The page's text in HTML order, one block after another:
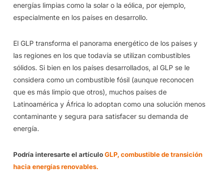
energías limpias como la solar o la eólica, por ejemplo,
especialmente en los países en desarrollo.
El GLP transforma el panorama energético de los países y
las regiones en los que todavía se utilizan combustibles
sólidos. Si bien en los países desarrollados, al GLP se le
considera como un combustible fósil (aunque reconocen
que es más limpio que otros), muchos países de
Latinoamérica y África lo adoptan como una solución menos
contaminante y segura para satisfacer su demanda de
energía.
Podría interesarte el artículoGLP, combustible de transición
hacia energías renovables.